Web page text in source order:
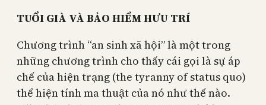
TUỔI GIÀ VÀ BẢO HIỂM HƯU TRÍ
Chương trình “an sinh xã hội” là một trong
những chương trình cho thấy cái gọi là sự áp
chế của hiện trạng (the tyranny of status quo)
thể hiện tính ma thuật của nó như thế nào.